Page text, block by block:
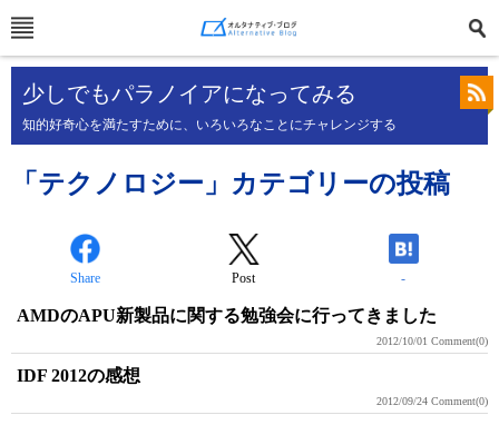
少しでもパラノイアになってみる
知的好奇心を満たすために、いろいろなことにチャレンジする
「テクノロジー」カテゴリーの投稿
Share Post -
AMDのAPU新製品に関する勉強会に行ってきました
2012/10/01 Comment(0)
IDF 2012の感想
2012/09/24 Comment(0)